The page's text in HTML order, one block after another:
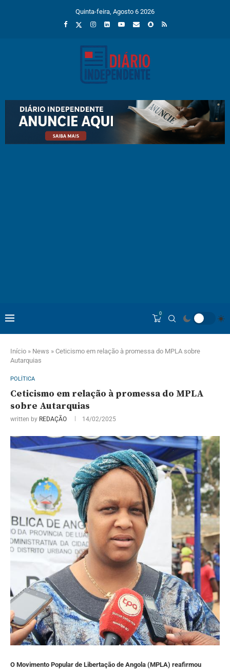
Quinta-feira, Agosto 6 2026
0
Início » News » Ceticismo em relação à promessa do MPLA sobre
Autarquias
POLÍTICA
Ceticismo em relação à promessa do MPLA
sobre Autarquias
written by REDAÇÃO 14/02/2025
O Movimento Popular de Libertação de Angola (MPLA) reafirmou